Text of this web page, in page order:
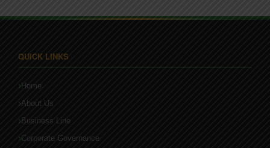
QUICK LINKS
Home
About Us
Business Line
Corporate Governance